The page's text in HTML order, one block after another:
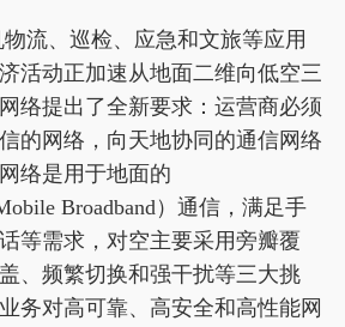
流、巡检、应急和文旅等应用
活动正加速从地面二维向低空三
络提出了全新要求：运营商必须
的网络，向天地协同的通信网络
络是用于地面的
Broadband）通信，满足手
等需求，对空主要采用旁瓣覆
、频繁切换和强干扰等三大挑
务对高可靠、高安全和高性能网